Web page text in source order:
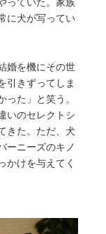
っていた。家族
に犬が写ってい
婚を機にその世
引きずってしま
った」と笑う。
いのセレクトシ
きた。ただ、犬
ーニーズのキノ
かけを与えてく